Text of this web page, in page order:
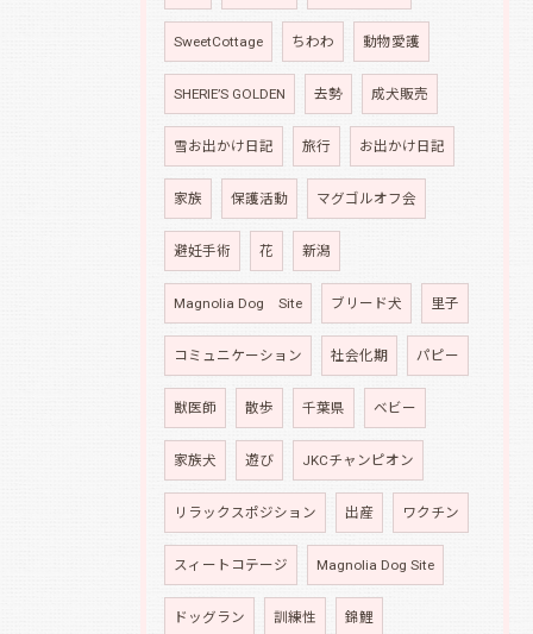
SweetCottage ちわわ 動物愛護
SHERIE’S GOLDEN 去勢 成犬販売
雪お出かけ日記 旅行 お出かけ日記
家族 保護活動 マグゴルオフ会
避妊手術 花 新潟
Magnolia Dog Site ブリード犬 里子
コミュニケーション 社会化期 パピー
獣医師 散歩 千葉県 ベビー
家族犬 遊び JKCチャンピオン
リラックスポジション 出産 ワクチン
スィートコテージ Magnolia Dog Site
ドッグラン 訓練性 錦鯉